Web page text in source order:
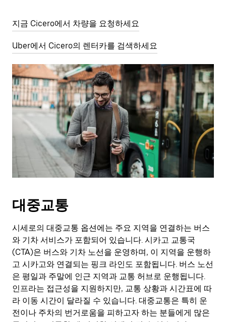
지금 Cicero에서 차량을 요청하세요
Uber에서 Cicero의 렌터카를 검색하세요
대중교통
시세로의 대중교통 옵션에는 주요 지역을 연결하는 버스
와 기차 서비스가 포함되어 있습니다. 시카고 교통국
(CTA)은 버스와 기차 노선을 운영하며, 이 지역을 운행하
고 시카고와 연결되는 핑크 라인도 포함됩니다. 버스 노선
은 평일과 주말에 인근 지역과 교통 허브로 운행됩니다.
인프라는 접근성을 지원하지만, 교통 상황과 시간표에 따
라 이동 시간이 달라질 수 있습니다. 대중교통은 특히 운
전이나 주차의 번거로움을 피하고자 하는 분들에게 많은